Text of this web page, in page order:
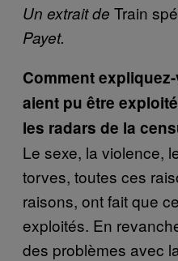
Un extrait de Train
Payet.
Comment
aient pu être
les radars de la
Le sexe, la violence,
torves, toutes ces
raisons, ont fait que
exploités. En
des problèmes avec